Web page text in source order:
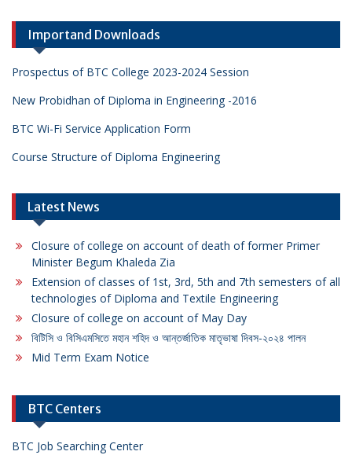
Importand Downloads
Prospectus of BTC College 2023-2024 Session
New Probidhan of Diploma in Engineering -2016
BTC Wi-Fi Service Application Form
Course Structure of Diploma Engineering
Latest News
Closure of college on account of death of former Primer
Minister Begum Khaleda Zia
Extension of classes of 1st, 3rd, 5th and 7th semesters of all
technologies of Diploma and Textile Engineering
Closure of college on account of May Day
বিটিসি ও বিসিএমসিতে মহান শহিদ ও আন্তর্জাতিক মাতৃভাষা দিবস-২০২৪ পালন
Mid Term Exam Notice
BTC Centers
BTC Job Searching Center